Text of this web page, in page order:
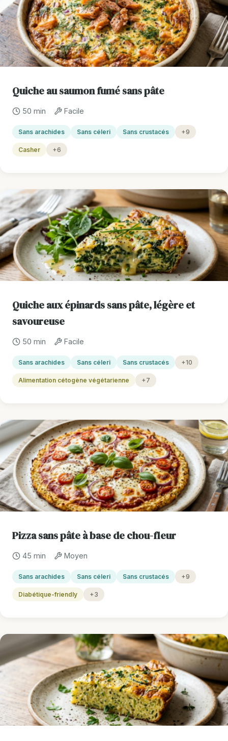
Quiche au saumon fumé sans pâte
50 min Facile
Sans arachides Sans céleri Sans crustacés +9
Casher +6
Quiche aux épinards sans pâte, légère et
savoureuse
50 min Facile
Sans arachides Sans céleri Sans crustacés +10
Alimentation cétogène végétarienne +7
Pizza sans pâte à base de chou-fleur
45 min Moyen
Sans arachides Sans céleri Sans crustacés +9
Diabétique-friendly +3